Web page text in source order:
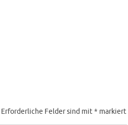
Erforderliche Felder sind mit* markiert